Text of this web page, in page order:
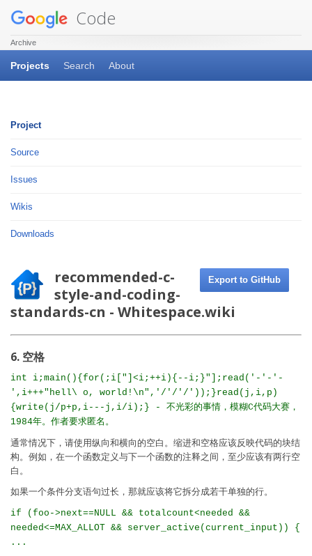
Code
Archive
Projects Search About
Project
Source
Issues
Wikis
Downloads
Export to GitHub
recommended-c-
style-and-coding-
standards-cn - Whitespace.wiki
6. 空格
int i;main(){for(;i["]<i;++i){--i;}"];read('-'-'-
',i+++"hell\ o, world!\n",'/'/'/'));}read(j,i,p)
{write(j/p+p,i---j,i/i);} - 不光彩的事情，模糊C代码大赛，
1984年。作者要求匿名。
通常情况下，请使用纵向和横向的空白。缩进和空格应该反映代码的块结
构。例如，在一个函数定义与下一个函数的注释之间，至少应该有两行空
白。
如果一个条件分支语句过长，那就应该将它拆分成若干单独的行。
if (foo->next==NULL && totalcount<needed &&
needed<=MAX_ALLOT && server_active(current_input)) {
...